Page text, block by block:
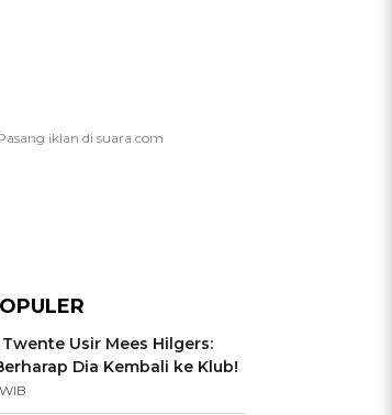
Usir Mees Hilgers:
Dia Kembali ke Klub!